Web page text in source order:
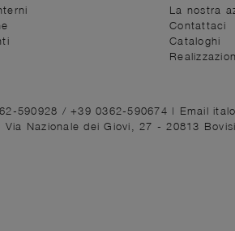
La nostra
Contattaci
Cataloghi
590928 / +39 0362-590674 | Email
Via Nazionale dei Giovi, 27 - 20813